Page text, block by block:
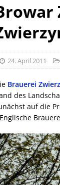
24. April 2011
Brauerei
des
auf die